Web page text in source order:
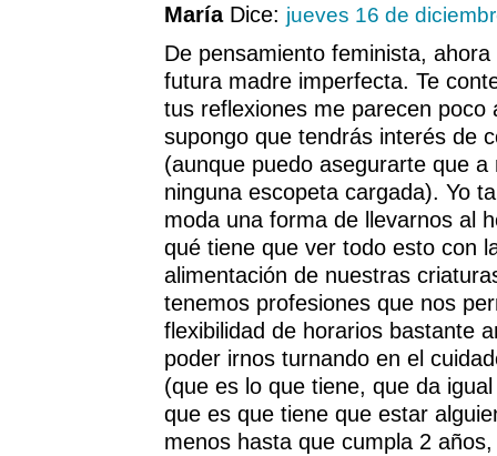
MaríaDice: jueves 16 de
De pensamiento feminista,
futura madre imperfecta. Te
tus reflexiones me parecen poco
supongo que tendrás interés de
(aunque puedo asegurarte que a
ninguna escopeta cargada). Yo
moda una forma de llevarnos al
qué tiene que ver todo esto con
alimentación de nuestras
tenemos profesiones que nos
flexibilidad de horarios bastante
poder irnos turnando en el
(que es lo que tiene, que da
que es que tiene que estar
menos hasta que cumpla 2